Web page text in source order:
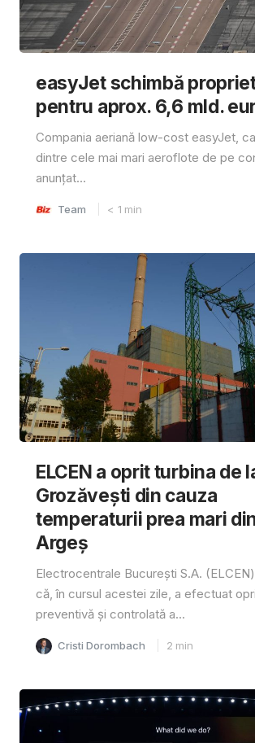
easyJet schimbă
pentru aprox. 6,6 mld.
Compania aeriană low-cost easyJet,
dintre cele mai mari aeroflote de pe
anunțat...
Team < 1 min
ELCEN a oprit turbina de
Grozăvești din cauza
temperaturii prea mari
Argeș
Electrocentrale București S.A.
că, în cursul acestei zile, a efectuat
preventivă și controlată a...
Cristi Dorombach 2 min